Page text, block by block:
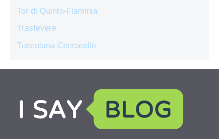
Tor di Quinto-Flaminia
Trastevere
Tuscolana-Centocelle